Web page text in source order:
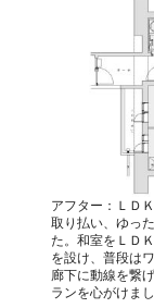
アフター：ＬＤ
取り払い、ゆっ
た。和室をＬＤ
を設け、普段は
廊下に動線を繋
ランを心がけまし